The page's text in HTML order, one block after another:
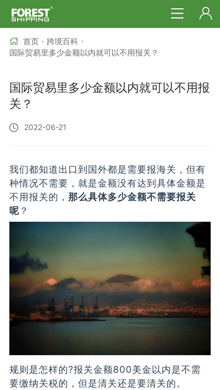
首页 > 跨境百科 >
国际贸易里多少金额以内就可以不用报关？
国际贸易里多少金额以内就可以不用报
关？
2022-06-21
我们都知道出口到国外都是需要报海关，但有
种情况不需要，就是金额没有达到具体金额是
不用报关的，那么具体多少金额不需要报关
呢 ？
规则是怎样的?报关金额800美金以内是不需
要缴纳关税的，但是清关还是要清关的。